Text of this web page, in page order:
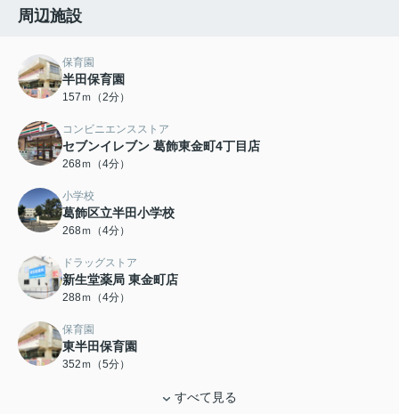
周辺施設
保育園
半田保育園
157ｍ（2分）
コンビニエンスストア
セブンイレブン 葛飾東金町4丁目店
268ｍ（4分）
小学校
葛飾区立半田小学校
268ｍ（4分）
ドラッグストア
新生堂薬局 東金町店
288ｍ（4分）
保育園
東半田保育園
352ｍ（5分）
すべて見る